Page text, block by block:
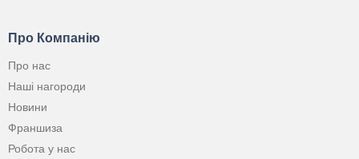
Про Компанію
Про нас
Наші нагороди
Новини
Франшиза
Робота у нас